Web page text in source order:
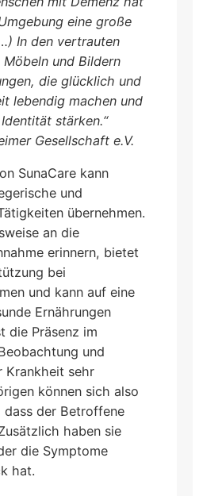
eine große
In den vertrauten
Möbeln und Bildern
die glücklich und
lebendig machen und
stärken.“
Gesellschaft e.V.
SunaCare kann
und
übernehmen.
an die
erinnern, bietet
bei
und kann auf eine
Ernährungen
die Präsenz im
und
Krankheit sehr
können sich also
dass der Betroffene
haben sie
die Symptome
hat.